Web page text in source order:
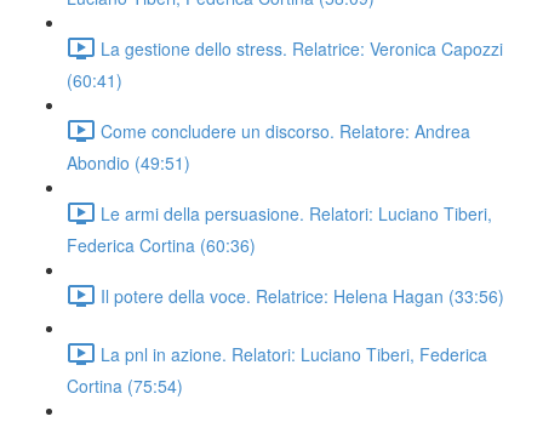
La gestione dello stress. Relatrice: Veronica Capozzi
(60:41)
Come concludere un discorso. Relatore: Andrea
Abondio (49:51)
Le armi della persuasione. Relatori: Luciano Tiberi,
Federica Cortina (60:36)
Il potere della voce. Relatrice: Helena Hagan (33:56)
La pnl in azione. Relatori: Luciano Tiberi, Federica
Cortina (75:54)